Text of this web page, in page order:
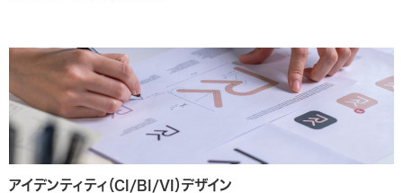
アイデンティティ（CI/BI/VI）デザイン